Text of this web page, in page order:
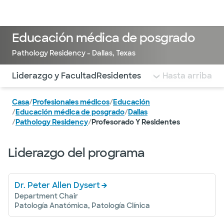
Educación médica de posgrado
Pathology Residency - Dallas, Texas
Utilice esta navegación para saltar rápidamente a
Liderazgo y FacultadResidentes Hasta arriba
Casa/Profesionales médicos/Educación
/Educación médica de posgrado/Dallas
/Pathology Residency/Profesorado Y Residentes
Liderazgo del programa
Dr. Peter Allen Dysert
Department Chair
Patología Anatómica, Patología Clínica